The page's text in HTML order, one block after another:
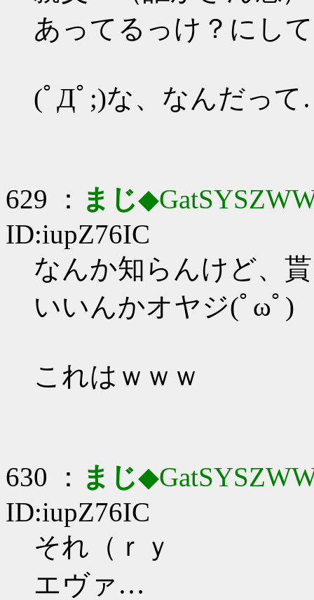
あってるっけ？にし
(ﾟДﾟ;)な、なんだっ
629 ： まじ
ID:iupZ76IC
なんか知らんけど、
いいんかオヤジ(ﾟωﾟ)
これはｗｗｗ
630 ： まじ
ID:iupZ76IC
それ（ｒｙ
エヴァ…